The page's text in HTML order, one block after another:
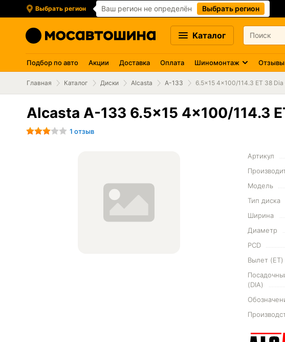
Выбрать регион Ваш регион не определён Выбрать регион
Каталог
Подбор по авто Акции Доставка Оплата Шиномонтаж
Главная Каталог Диски Alcasta A-133 6.5x15 4x100/114.3 ET 38 Dia
Alcasta A-133 6.5x15 4x100/114.3
1 отзыв
Артикул
Модель
Тип диска
Ширина
Диаметр
PCD
Вылет (ET)
(DIA)